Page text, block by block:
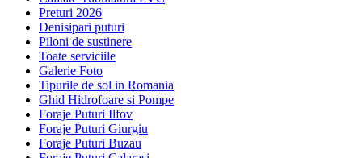
Preturi 2026
Denisipari puturi
Piloni de sustinere
Toate serviciile
Galerie Foto
Tipurile de sol in Romania
Ghid Hidrofoare si Pompe
Foraje Puturi Ilfov
Foraje Puturi Giurgiu
Foraje Puturi Buzau